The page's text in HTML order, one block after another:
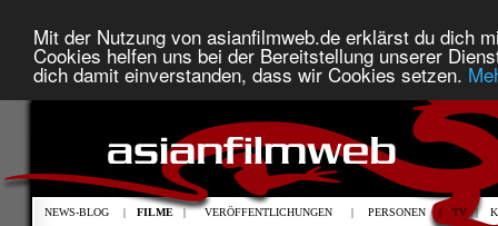
Mit der Nutzung von asianfilmweb.de erklärst du dich
Cookies helfen uns bei der Bereitstellung unserer
dich damit einverstanden, dass wir Cookies setzen.
NEWS-BLOG | FILME | VERÖFFENTLICHUNGEN | PERSONEN | TV |